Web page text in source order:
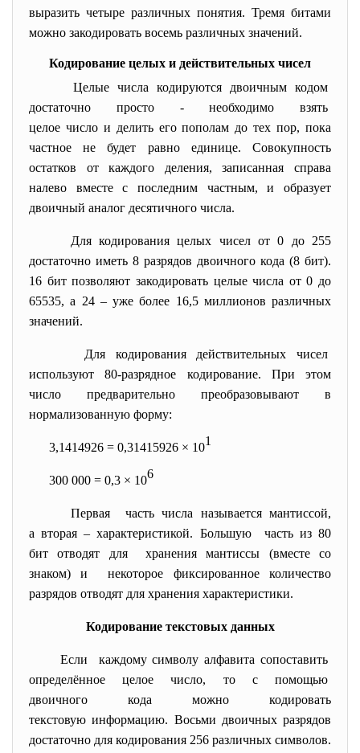
выразить четыре различных понятия. Тремя битами
можно закодировать восемь различных значений.
Кодирование целых и действительных чисел
Целые числа кодируются двоичным кодом
достаточно просто - необходимо взять
целое число и делить его пополам до тех пор, пока
частное не будет равно единице. Совокупность
остатков от каждого деления, записанная справа
налево вместе с последним частным, и образует
двоичный аналог десятичного числа.
Для кодирования целых чисел от 0 до 255
достаточно иметь 8 разрядов двоичного кода (8 бит).
16 бит позволяют закодировать целые числа от 0 до
65535, а 24 – уже более 16,5 миллионов различных
значений.
Для кодирования действительных чисел
используют 80-разрядное кодирование. При этом
число предварительно преобразовывают в
нормализованную форму:
3,1414926 = 0,31415926 × 101
300 000 = 0,3 × 106
Первая часть числа называется мантиссой,
а вторая – характеристикой. Большую часть из 80
бит отводят для хранения мантиссы (вместе со
знаком) и некоторое фиксированное количество
разрядов отводят для хранения характеристики.
Кодирование текстовых данных
Если каждому символу алфавита сопоставить
определённое целое число, то с помощью
двоичного кода можно кодировать
текстовую информацию. Восьми двоичных разрядов
достаточно для кодирования 256 различных символов.